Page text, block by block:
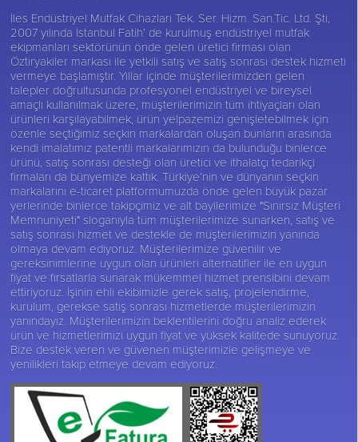
İles Endüstriyel Mutfak Cihazları Tek. Ser. Hizm. San.Tic. Ltd. Şti,
2007 yılında İstanbul Fatih’ de kurulmuş endüstriyel mutfak
ekipmanları sektörünün önde gelen üretici firması olan
Öztiryakiler markası ile yetkili satış ve satış sonrası destek hizmeti
vermeye başlamıştır. Yıllar içinde müşterilerimizden gelen
talepler doğrultusunda profesyonel endüstriyel ve bireysel
amaçlı kullanılmak üzere, müşterilerimizin tüm ihtiyaçları olan
ürünleri karşılayabilmek, ürün yelpazemizi genişletebilmek için
özenle seçtiğimiz seçkin markalardan oluşan bunların arasında
kendi imalatımız patentli markalarımızın da bulunduğu binlerce
ürünü, satış sonrası desteği olan üretici ve ithalatçı tedarikçi
firmaları da bünyemize kattık. Türkiye’nin ve dünyanın seçkin
markalarını e-ticaret platformumuzda önde gelen büyük pazar
yerlerinde binlerce takipçimiz ve alt bayilerimize "Sınırsız Müşteri
Memnuniyeti" sloganıyla tüm müşterilerimize sunarken, satış ve
satış sonrası hizmet ve destekle de müşterilerimizin yanında
olmaya devam ediyoruz. Müşterilerimize güvenilir ve
gereksinimlerine uygun olan ürünleri alternatifler ile en uygun
fiyat ve fırsatlarla sunarak mükemmel hizmet prensibini devam
ettiriyoruz. İşinin ehli ekibimizle gerek satış, projelendirme,
kurulum, gerekse satış sonrası hizmetlerde müşterilerimizin
yanındayız. Müşterilerimizin beklentilerini doğru analiz ederek
ürün ve hizmetlerimizi uygun fiyat ve yüksek kalitede sunuyoruz.
Bize destek veren ve güvenen müşterimizle gelişmeye ve
yenilikleri takip etmeye devam ediyoruz.